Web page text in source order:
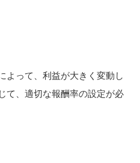
よって、利益が大きく変動し
て、適切な報酬率の設定が必